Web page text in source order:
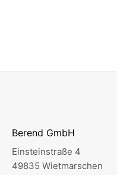
Berend GmbH
Einsteinstraße 4
49835 Wietmarschen